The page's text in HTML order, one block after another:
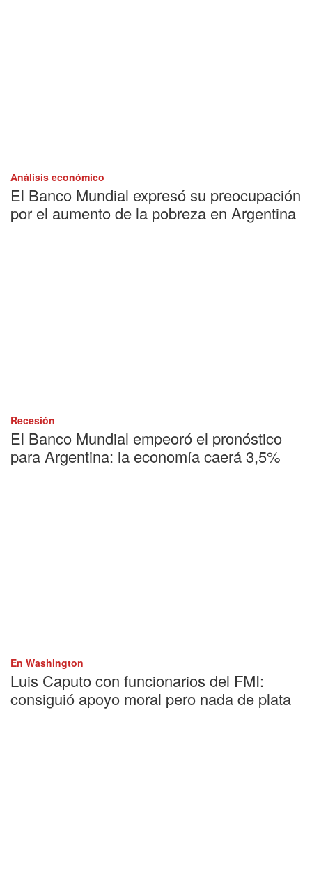
Análisis económico
El Banco Mundial expresó su preocupación
por el aumento de la pobreza en Argentina
Recesión
El Banco Mundial empeoró el pronóstico
para Argentina: la economía caerá 3,5%
En Washington
Luis Caputo con funcionarios del FMI:
consiguió apoyo moral pero nada de plata